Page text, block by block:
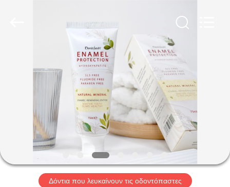
ΠΡΟΪΌΝΤΑ
ΒΊΝΤΕΟ
ΠΕΡΊΠΟΥ
ΕΜΕΊΣ
Δόντια που λευκαίνουν τις οδοντόπαστες